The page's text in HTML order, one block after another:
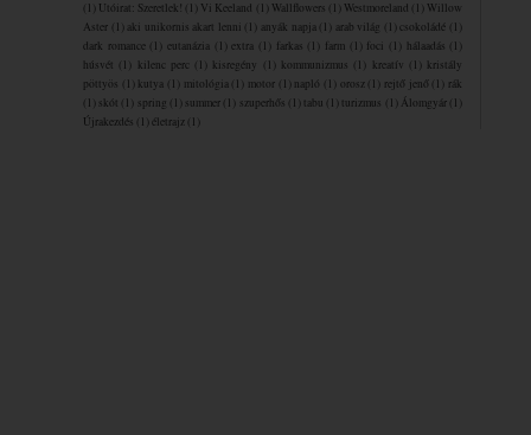
(1) Utóirat: Szeretlek! (1) Vi Keeland (1) Wallflowers (1) Westmoreland (1) Willow
Aster
(1) aki unikornis akart lenni (1) anyák napja (1) arab világ (1)csokoládé
(1)
dark romance
(1) eutanázia (1) extra (1) farkas (1) farm (1) foci (1) hálaadás
(1)
húsvét
(1) kilenc perc (1) kisregény (1) kommunizmus (1) kreatív (1) kristály
pöttyös
(1) kutya (1) mitológia (1) motor (1) napló (1) orosz (1) rejtő jenő (1) rák
(1) skót (1) spring (1) summer (1) szuperhős (1) tabu (1) turizmus (1) Álomgyár (1)
Újrakezdés
(1)életrajz (1)